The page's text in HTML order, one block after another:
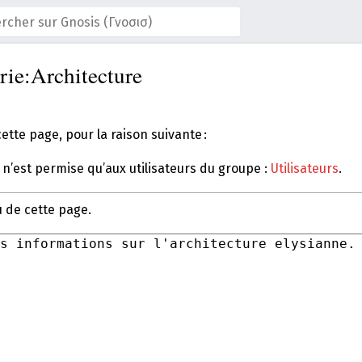
page, pour la raison suivante :
permise qu’aux utilisateurs du groupe : Utilisateurs.
de cette page.